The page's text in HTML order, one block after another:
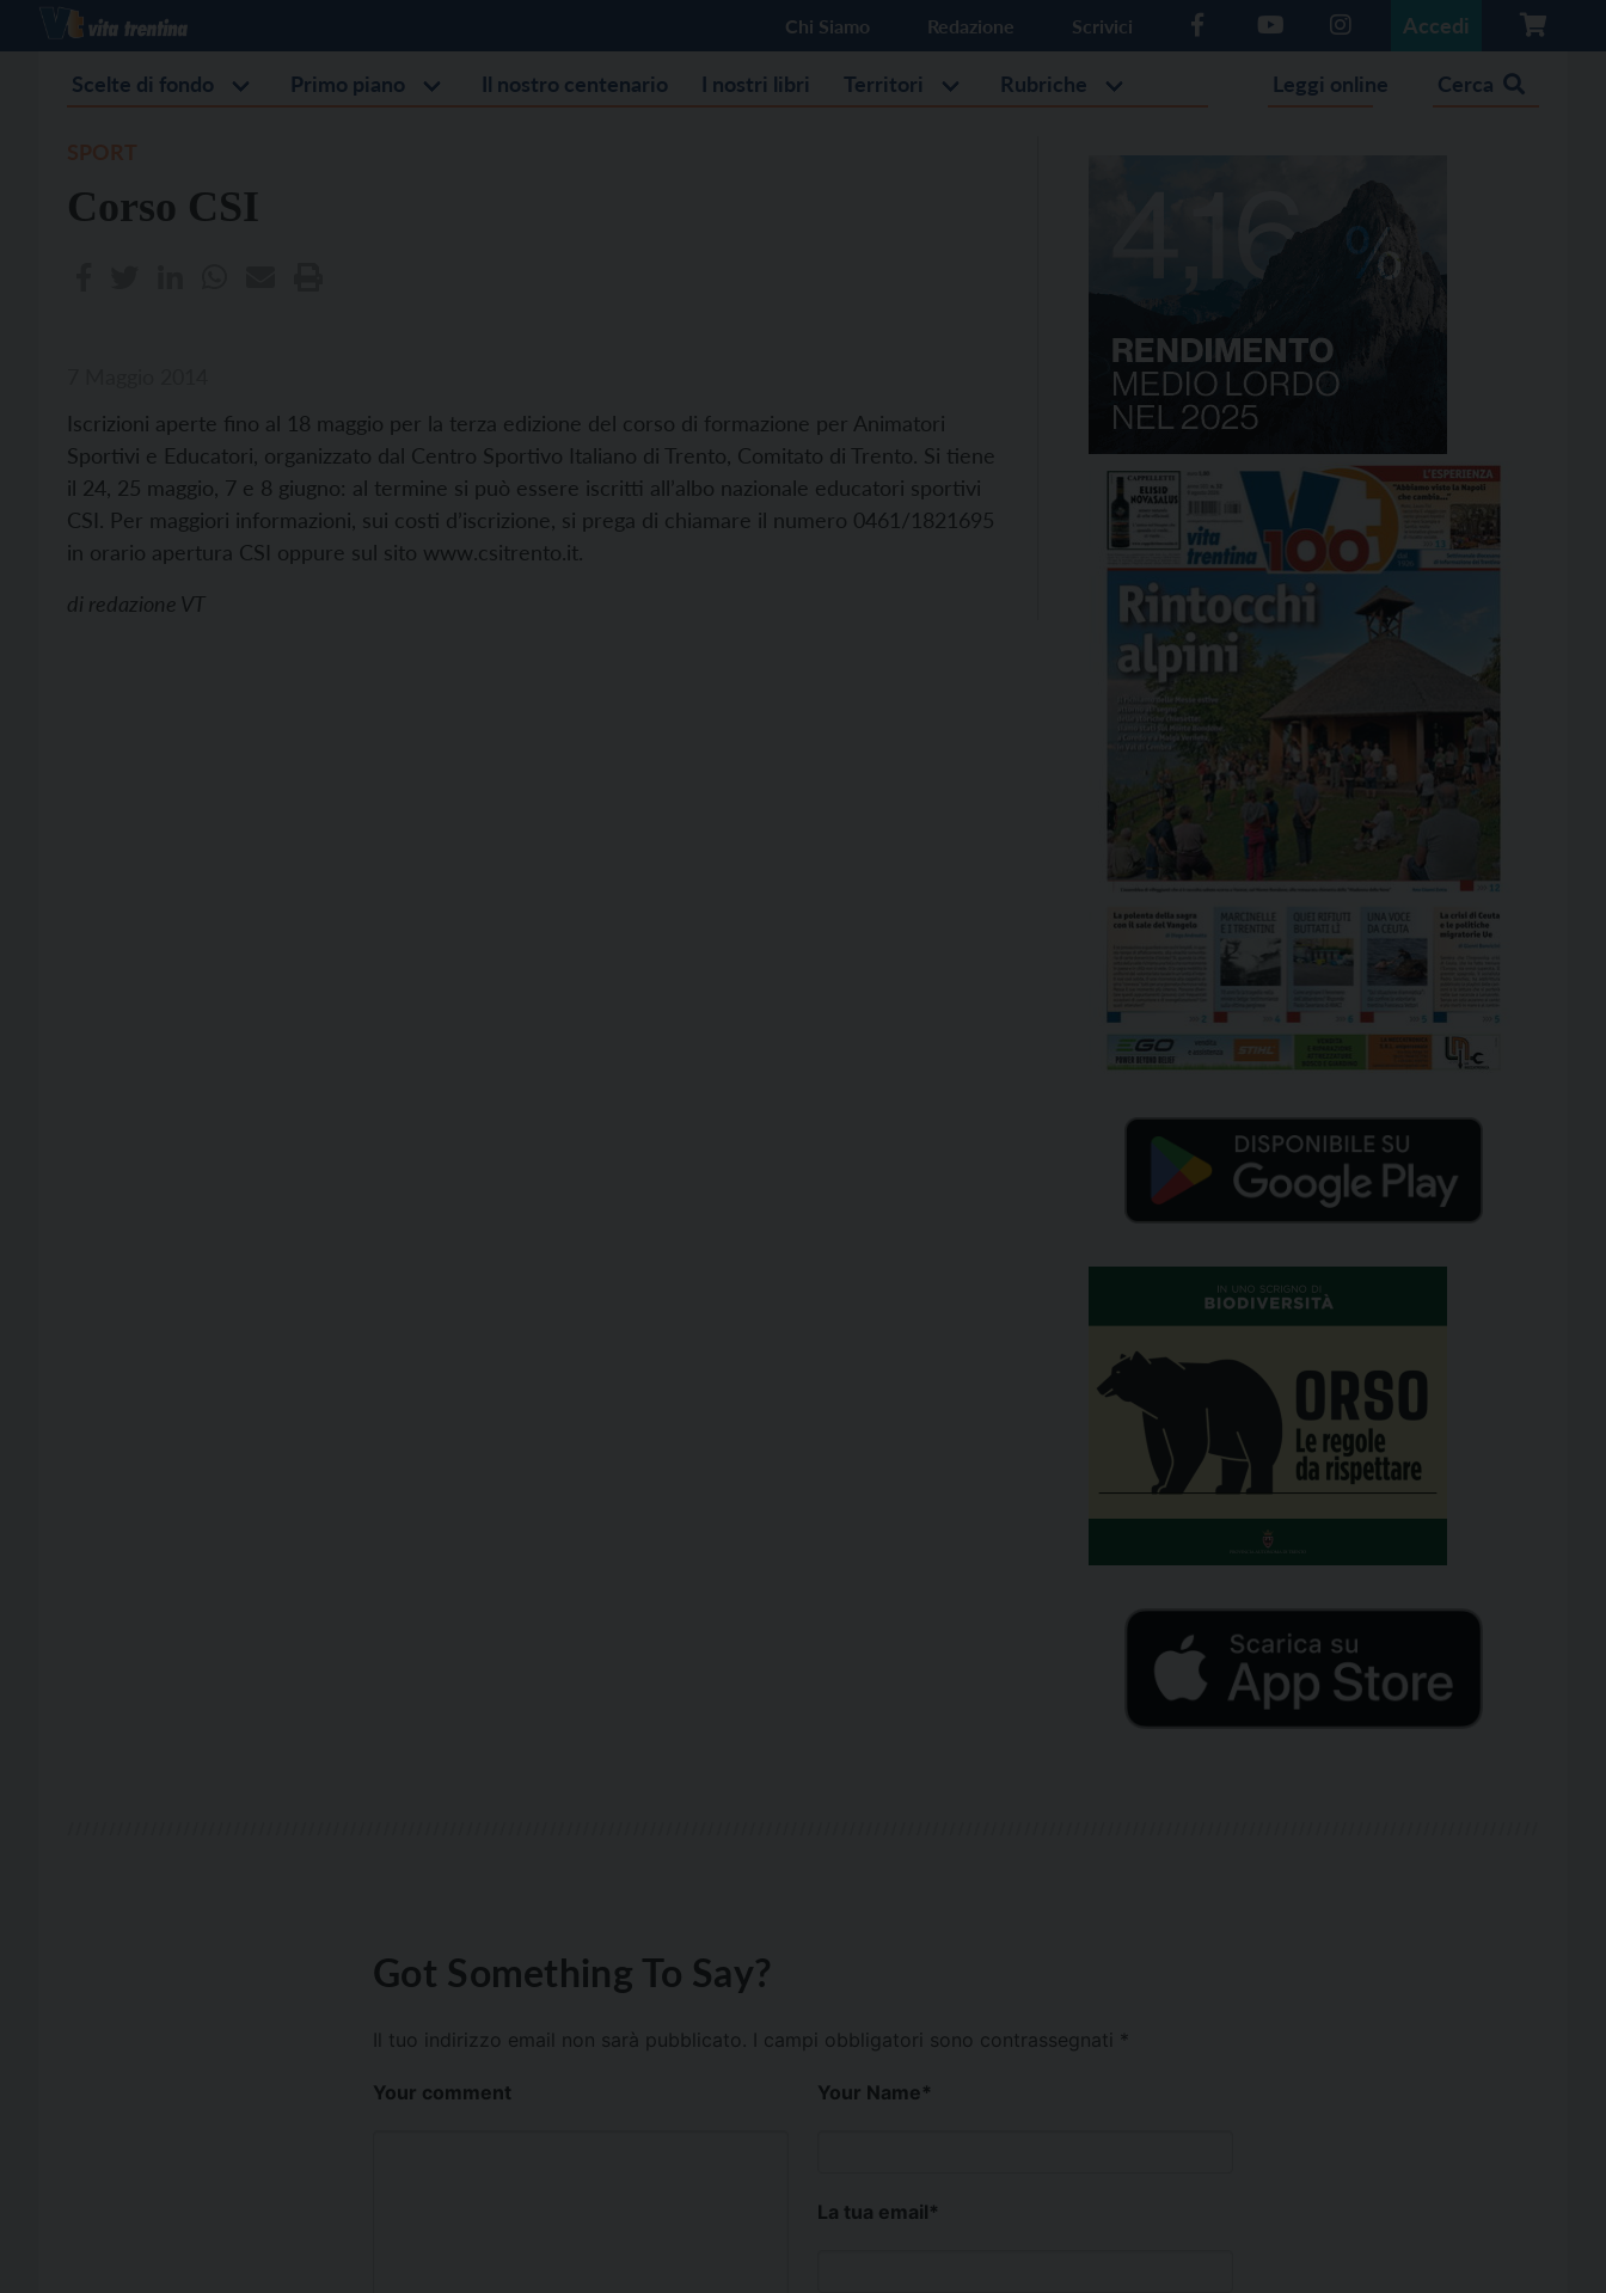
Chi Siamo Redazione Scrivici Accedi
Scelte di fondo Primo piano Il nostro centenario I nostri libri Territori Rubriche Leggi online Cerca
Corso CSI
Iscrizioni aperte fino al 18 maggio per la terza edizione del corso di formazione per Animatori
Sportivi e Educatori, organizzato dal Centro Sportivo Italiano di Trento, Comitato di Trento. Si tiene
il 24, 25 maggio, 7 e 8 giugno: al termine si può essere iscritti all’albo nazionale educatori sportivi
CSI. Per maggiori informazioni, sui costi d’iscrizione, si prega di chiamare il numero 0461/1821695
in orario apertura CSI oppure sul sito www.csitrento.it.
di redazione VT
Got Something To Say?
Il tuo indirizzo email non sarà pubblicato. I campi obbligatori sono contrassegnati *
Your comment Your Name*
La tua email*